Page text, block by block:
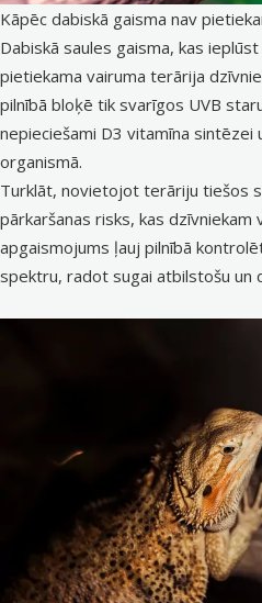
Kāpēc dabiskā gaisma nav
Dabiskā saules gaisma, kas
pietiekama vairuma terārija
pilnībā bloķē tik svarīgos UVB
nepieciešami D3 vitamīna sintēzei
organismā.
Turklāt, novietojot terāriju tiešos
pārkaršanas risks, kas dzīvniekam
apgaismojums ļauj pilnībā
spektru, radot sugai atbilstošu un